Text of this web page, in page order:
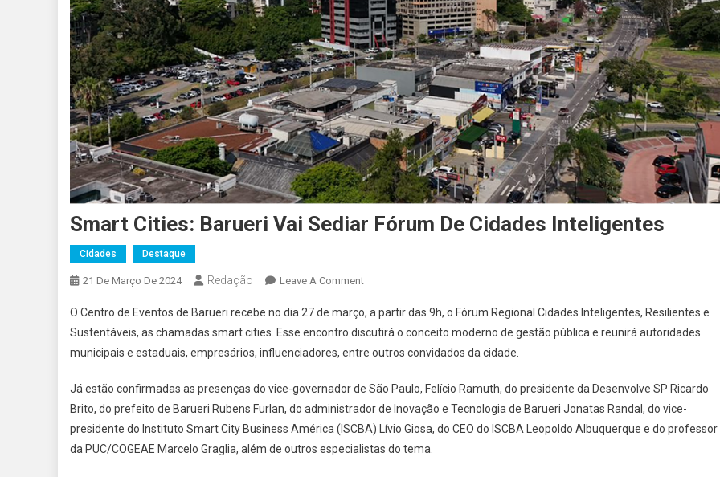
Smart Cities: Barueri Vai Sediar Fórum De Cidades Inteligentes
Cidades Destaque
21 De Março De 2024 Redação Leave A CommentOn
Cities:
Barueri
Vai
Fórum
De
Cidades
Inteligentes
O Centro de Eventos de Barueri recebe no dia 27 de março, a partir das 9h, o Fórum Regional Cidades Inteligentes, Resilientes e
Sustentáveis, as chamadas smart cities. Esse encontro discutirá o conceito moderno de gestão pública e reunirá autoridades
municipais e estaduais, empresários, influenciadores, entre outros convidados da cidade.
Já estão confirmadas as presenças do vice-governador de São Paulo, Felício Ramuth, do presidente da Desenvolve SP Ricardo
Brito, do prefeito de Barueri Rubens Furlan, do administrador de Inovação e Tecnologia de Barueri Jonatas Randal, do vice-
presidente do Instituto Smart City Business América (ISCBA) Lívio Giosa, do CEO do ISCBA Leopoldo Albuquerque e do professor
da PUC/COGEAE Marcelo Graglia, além de outros especialistas do tema.